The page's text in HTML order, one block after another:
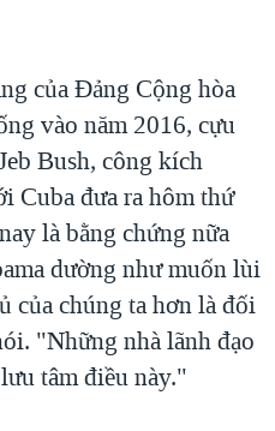
của Đảng Cộng hòa
vào năm 2016, cựu
Bush, công kích
Cuba đưa ra hôm thứ
là bằng chứng nữa
dường như muốn lùi
của chúng ta hơn là đối
"Những nhà lãnh đạo
tâm điều này."